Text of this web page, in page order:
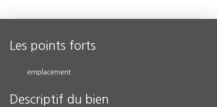
Les points forts
emplacement
Descriptif du bien